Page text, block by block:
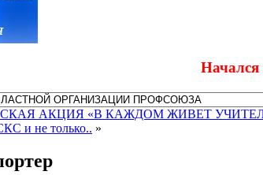
Начался прием
АКЦИЯ «В КАЖДОМ ЖИВЕТ
и не только.. »